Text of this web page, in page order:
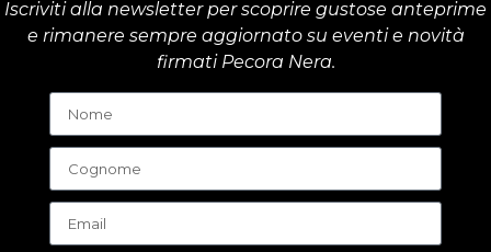
Iscriviti alla newsletter per scoprire gustose anteprime
e rimanere sempre aggiornato su eventi e novità
firmati Pecora Nera.